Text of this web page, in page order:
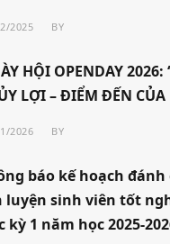
2025 BY
HỘI OPENDAY 2026:
LỢI – ĐIỂM ĐẾN CỦA
2026 BY
báo kế hoạch
luyện sinh viên tốt
kỳ 1 năm học 2025-